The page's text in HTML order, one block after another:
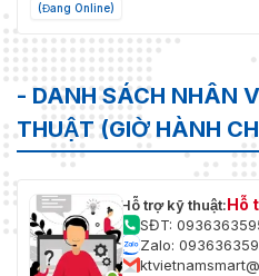
(Đang Online)
- DANH SÁCH NHÂN
THUẬT (GIỜ HÀNH
Hỗ trợ kỹ thuật:Hỗ
SĐT:
Zalo: